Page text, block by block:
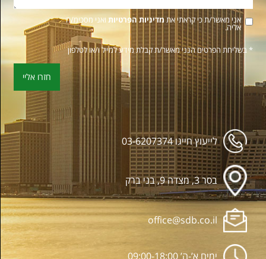
אני מאשר/ת כי קראתי את מדיניות הפרטיות ואני מסכימ/ה
אליה.
* בשליחת הפרטים הנני מאשר/ת קבלת מידע למייל ו/או לטלפון
לייעוץ חייגו 03-6207374
בסר 3, מצדה 9, בני ברק
office@sdb.co.il
ימים א’-ה’ 09:00-18:00